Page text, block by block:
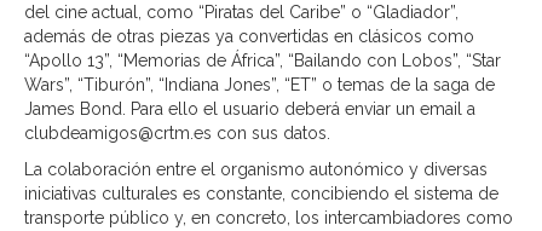
del cine actual, como “Piratas del Caribe” o “Gladiador”,
además de otras piezas ya convertidas en clásicos como
“Apollo 13”, “Memorias de África”, “Bailando con Lobos”, “Star
Wars”, “Tiburón”, “Indiana Jones”, “ET” o temas de la saga de
James Bond. Para ello el usuario deberá enviar un email a
clubdeamigos@crtm.es con sus datos.
La colaboración entre el organismo autonómico y diversas
iniciativas culturales es constante, concibiendo el sistema de
transporte público y, en concreto, los intercambiadores como